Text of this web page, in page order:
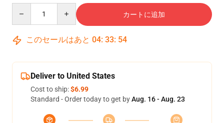
カートに追加
このセールはあと 04: 33: 53
Deliver to United States
Cost to ship:$6.99
Standard - Order today to get byAug. 16 - Aug. 23